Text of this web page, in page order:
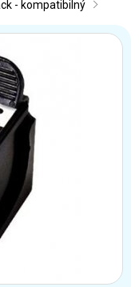
- kompatibilný